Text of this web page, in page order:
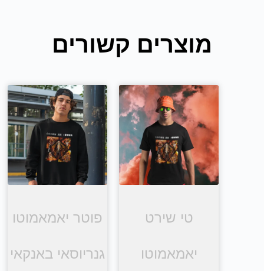
מוצרים קשורים
טי שירט
יאמאמוטו
פוטר יאמאמוטו
גנריוסאי באנקאי